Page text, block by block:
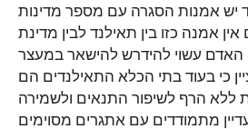
יש אמנות הסגרה עם מספר מדינות
אמנה כזו בין תאילנד לבין מדינת
האדם עשוי להידרש להישאר במעצר
כי בעוד בתי הכלא התאילנדים הם
הרף לשיפור התנאים ולשמירה